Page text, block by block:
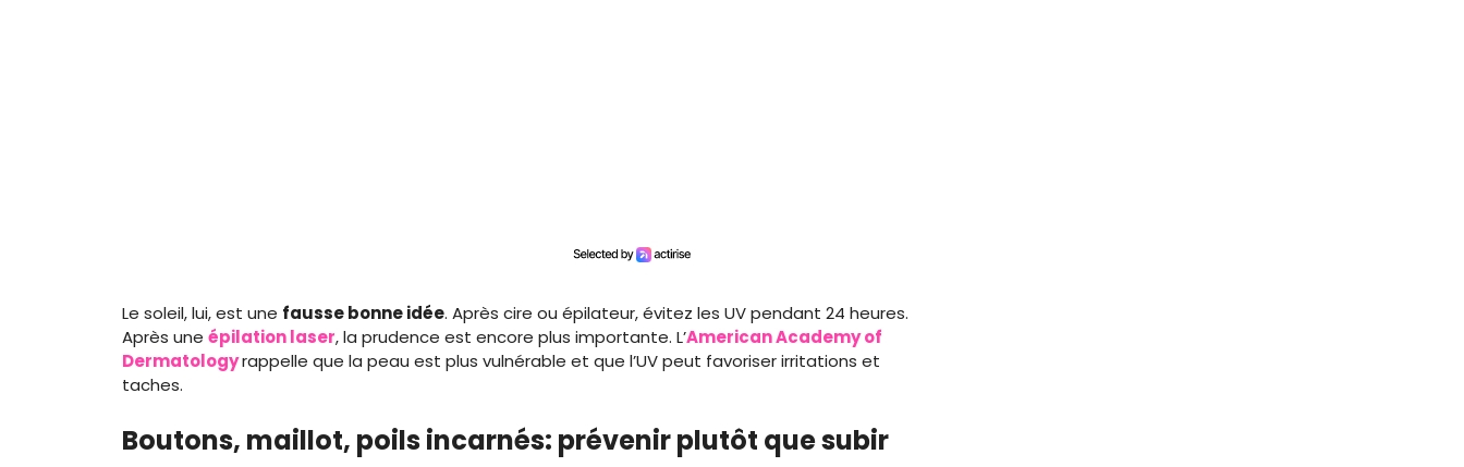
Le soleil, lui, est une fausse bonne idée. Après cire ou épilateur, évitez les UV pendant 24 heures.
Après une épilation laser, la prudence est encore plus importante. L’American Academy of
Dermatologyrappelle que la peau est plus vulnérable et que l’UV peut favoriser irritations et
taches.
Boutons, maillot, poils incarnés: prévenir plutôt que subir